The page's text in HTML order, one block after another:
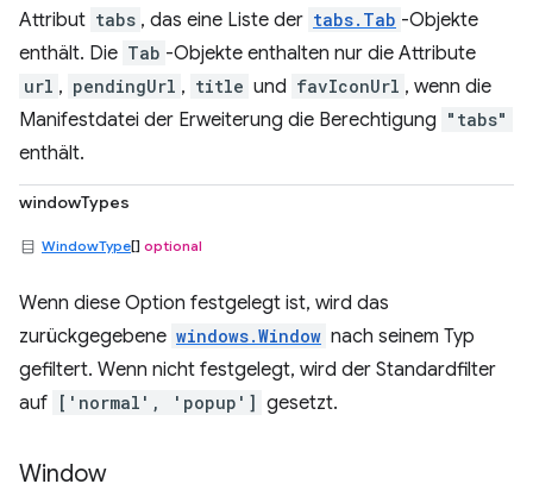
Attribut tabs , das eine Liste der tabs.Tab -Objekte
enthält. Die Tab -Objekte enthalten nur die Attribute
url , pendingUrl , title und favIconUrl , wenn die
Manifestdatei der Erweiterung die Berechtigung "tabs"
enthält.
windowTypes
WindowType[] optional
Wenn diese Option festgelegt ist, wird das
zurückgegebene windows.Window nach seinem Typ
gefiltert. Wenn nicht festgelegt, wird der Standardfilter
auf ['normal', 'popup'] gesetzt.
Window